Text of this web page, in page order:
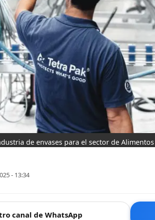
de envases para el sector de Alimentos
- 13:34
canal de WhatsApp